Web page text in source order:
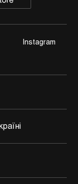
Instagram